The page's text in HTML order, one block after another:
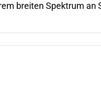
breiten Spektrum an